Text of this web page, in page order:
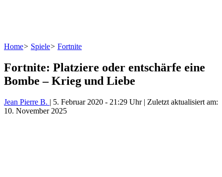
Home> Spiele> Fortnite
Fortnite: Platziere oder entschärfe eine
Bombe – Krieg und Liebe
Jean Pierre B. | 5. Februar 2020 - 21:29 Uhr| Zuletzt aktualisiert am:
10. November 2025